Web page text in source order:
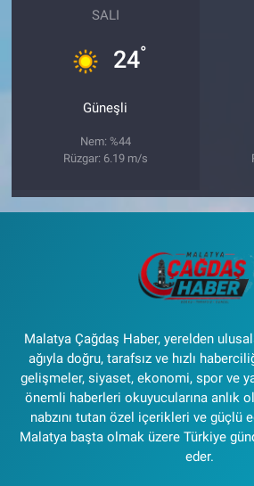
SALI
24°
Güneşli
Nem: %44
Rüzgar: 6.19 m/s
Malatya Çağdaş Haber, yerelden
ağıyla doğru, tarafsız ve hızlı
gelişmeler, siyaset, ekonomi, spor ve
önemli haberleri okuyucularına anlık
nabzını tutan özel içerikleri ve güçlü
Malatya başta olmak üzere Türkiye
eder.